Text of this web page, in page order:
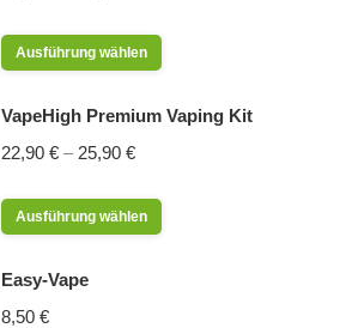
Ausführung wählen
weist
auf.
Die
VapeHigh Premium Vaping Kit
22,90 € – 25,90 €
Ausführung wählen
Easy-Vape
8,50 €